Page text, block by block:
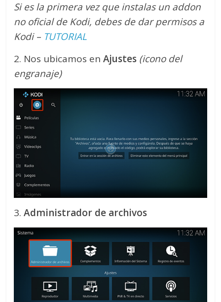
Si es la primera vez que instalas un addon
no oficial de Kodi, debes de dar permisos a
Kodi – TUTORIAL
2. Nos ubicamos enAjustes (icono del
engranaje)
3.Administrador de archivos